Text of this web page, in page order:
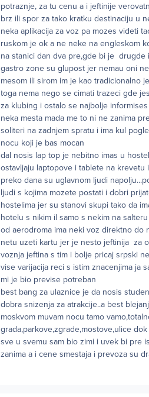
potraznje, za tu cenu a i jeftinije
brz ili spor za tako kratku destinaciju u
neka aplikacija za voz pa mozes videti
ruskom je ok a ne neke na engleskom
na stanici dan dva pre,gde bi je drugde
gastro zone su glupost jer nemau oni
mesom ili sirom im je kao tradicionalno
toga nema nego se cimati trazeci gde
za klubing i ostalo se najbolje
neka mesta mada me to ni ne zanima
soliteri na zadnjem spratu i ima kul
nocu koji je bas mocan
dal nosis lap top je nebitno imas u
ostavljaju laptopove i tablete na
preko dana su uglavnom ljudi
ljudi s kojima mozete postati i dobri
hostelima jer su stanovi skupi tako da
hotelu s nikim il samo s nekim na salteru
od aerodroma ima neki voz direktno do
netu uzeti kartu jer je nesto jeftinija za
voznja jeftina s tim i bolje pricaj srpski
vise varijacija reci s istim znacenjima ja
mi je bio previse potreban
best bang za ulaznice je da nosis
dobra snizenja za atrakcije..a best
moskvom muvam nocu tamo
grada,parkove,zgrade,mostove,ulice
sve u svemu sam bio zimi i uvek bi pre
zanima a i cene smestaja i prevoza su